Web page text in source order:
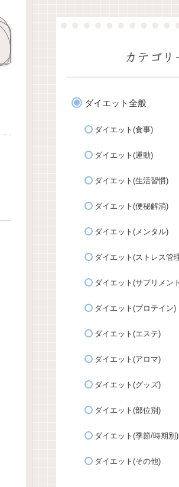
カテゴリ
ダイエット全般
ダイエット(食事)
ダイエット(運動)
ダイエット(生活習慣)
ダイエット(便秘解消)
ダイエット(メンタル)
ダイエット(ストレス管
ダイエット(サプリメン
ダイエット(プロテイン)
ダイエット(エステ)
ダイエット(アロマ)
ダイエット(グッズ)
ダイエット(部位別)
ダイエット(季節/時期別)
ダイエット(その他)